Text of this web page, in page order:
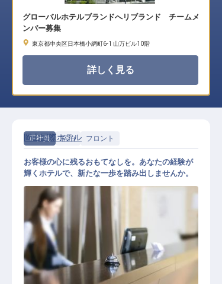
グローバルホテルブランドへリブランド チームメ
ンバー募集
東京都中央区日本橋小網町6-1 山万ビル10階
詳しく見る
正社員 宿泊 フロント
フロント
岡山国際ホテル
お客様の心に残るおもてなしを。あなたの経験が
輝くホテルで、新たな一歩を踏み出しませんか。